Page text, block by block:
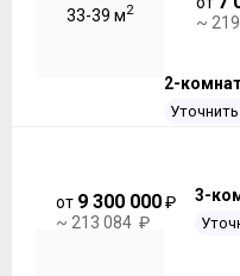
33-39 м2
~
2-
от 9 300 000₽
~ 213 084 ₽
3-